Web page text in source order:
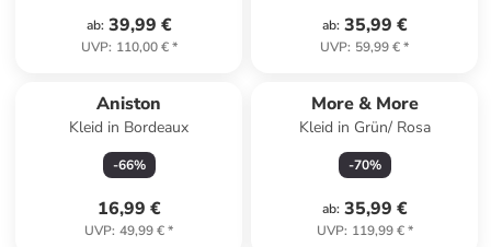
ab: 39,99 €
UVP: 110,00 €*
ab: 35,99 €
UVP: 59,99 €*
Aniston
Kleid in Bordeaux
-66%
16,99 €
UVP: 49,99 €*
More & More
Kleid in Grün/ Rosa
-70%
ab: 35,99 €
UVP: 119,99 €*